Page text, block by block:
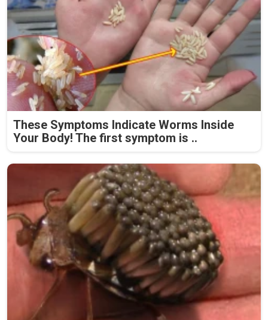
These Symptoms Indicate Worms Inside
Your Body! The first symptom is ..